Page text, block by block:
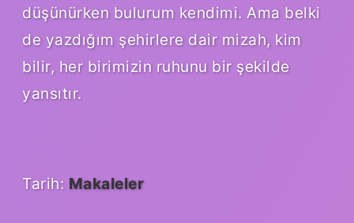
düşünürken bulurum kendimi. Ama belki
de yazdığım şehirlere dair mizah, kim
bilir, her birimizin ruhunu bir şekilde
yansıtır.
Tarih: Makaleler